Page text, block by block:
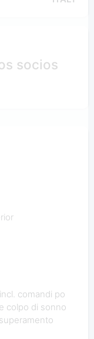
socios
comandi po
colpo di sonno